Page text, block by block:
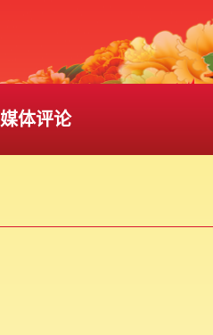
媒体评论